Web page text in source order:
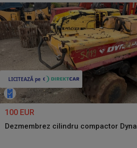
100 EUR
Dezmembrez cilindru compactor